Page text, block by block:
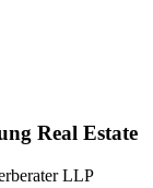
Real Estate
LLP